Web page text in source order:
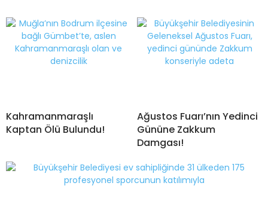
Kahramanmaraşlı
Kaptan Ölü Bulundu!
Ağustos Fuarı’nın Yedinci
Gününe Zakkum
Damgası!